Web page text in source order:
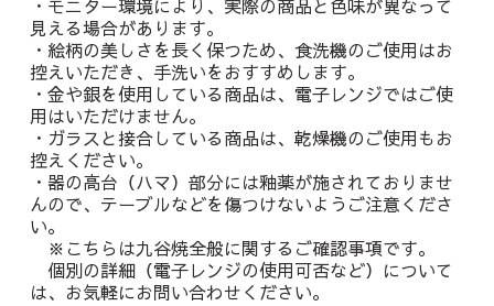
・モニター環境により、実際の商品と色味が異なって
見える場合があります。
・絵柄の美しさを長く保つため、食洗機のご使用はお
控えいただき、手洗いをおすすめします。
・金や銀を使用している商品は、電子レンジではご使
用はいただけません。
・ガラスと接合している商品は、乾燥機のご使用もお
控えください。
・器の高台（ハマ）部分には釉薬が施されておりませ
んので、テーブルなどを傷つけないようご注意くださ
い。
※こちらは九谷焼全般に関するご確認事項です。
個別の詳細（電子レンジの使用可否など）について
は、お気軽にお問い合わせください。